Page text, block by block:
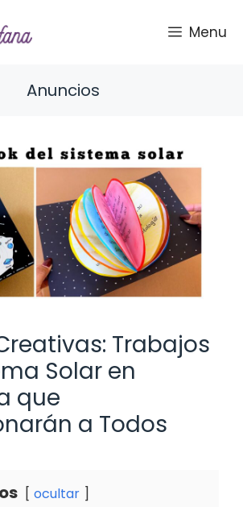
Menu
Anuncios
Trabajos
Solar en
que
a Todos
ocultar